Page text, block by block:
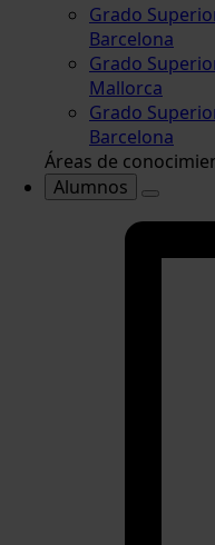
Grado
Barcelona
Grado
Mallorca
Grado
Barcelona
Áreas de
Alumnos